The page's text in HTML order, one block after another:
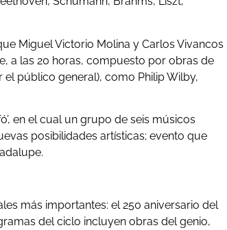
Miguel Victorio Molina y Carlos Vivancos
a las 20 horas, compuesto por obras de
público general), como Philip Wilby,
en el cual un grupo de seis músicos
posibilidades artísticas; evento que
más importantes: el 250 aniversario del
del ciclo incluyen obras del genio,